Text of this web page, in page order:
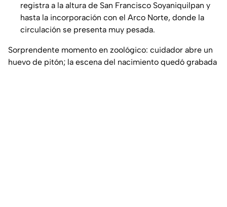
registra a la altura de San Francisco Soyaniquilpan y
hasta la incorporación con el Arco Norte, donde la
circulación se presenta muy pesada.
Sorprendente momento en zoológico: cuidador abre un
huevo de pitón; la escena del nacimiento quedó grabada